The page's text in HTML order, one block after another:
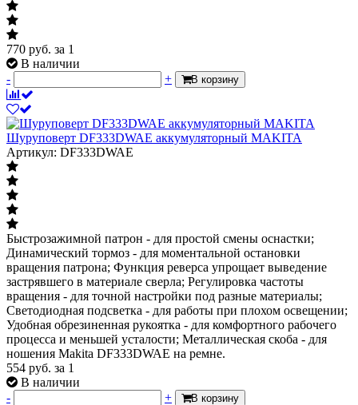
770 руб. за 1
В наличии
-
+ В корзину
Шуруповерт DF333DWAE аккумуляторный MAKITA
Артикул: DF333DWAE
Быстрозажимной патрон - для простой смены оснастки;
Динамический тормоз - для моментальной остановки
вращения патрона; Функция реверса упрощает выведение
застрявшего в материале сверла; Регулировка частоты
вращения - для точной настройки под разные материалы;
Светодиодная подсветка - для работы при плохом освещении;
Удобная обрезиненная рукоятка - для комфортного рабочего
процесса и меньшей усталости; Металлическая скоба - для
ношения Makita DF333DWAE на ремне.
554 руб. за 1
В наличии
-
+ В корзину